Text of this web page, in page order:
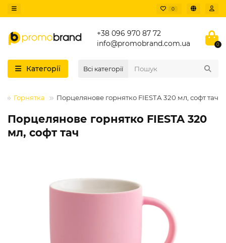
0
+38 096 970 87 72
info@promobrand.com.ua
0
Категорії Всі категорії
Горнятка Порцелянове горнятко FIESTA 320 мл, софт тач
Порцелянове горнятко FIESTA 320
мл, софт тач